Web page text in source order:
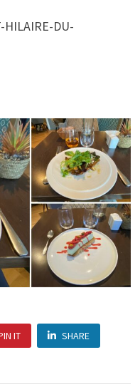
DU-
IT SHARE